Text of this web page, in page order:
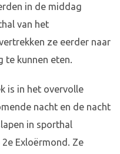
in de middag
van het
ze eerder naar
te kunnen eten.
is in het overvolle
nacht en de nacht
in sporthal
Exloërmond. Ze